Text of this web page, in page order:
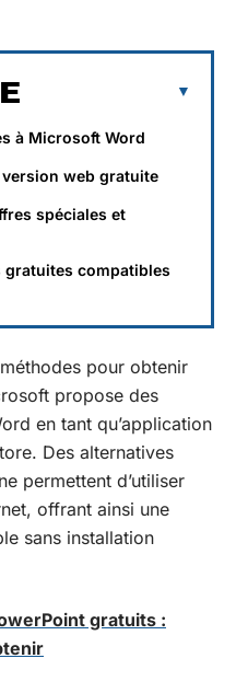
à Microsoft Word
web gratuite
spéciales et
gratuites compatibles
pour obtenir
propose des
en tant qu’application
Des alternatives
permettent d’utiliser
offrant ainsi une
sans installation
gratuits :